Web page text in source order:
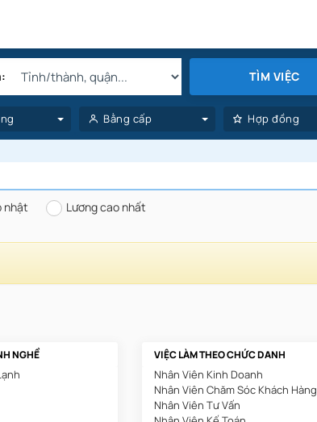
TÌM VIỆC
Bằng cấp Hợp đồng
nhật Lương cao nhất
NGHỀ VIỆC LÀM THEO CHỨC DANH
Nhân Viên Kinh Doanh
Nhân Viên Chăm Sóc Khách Hàng
Nhân Viên Tư Vấn